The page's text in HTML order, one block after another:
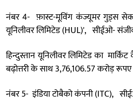
नंबर 4- फ़ास्ट-मूविंग कंज्यूमर गुड्स
यूनिलीवर लिमिटेड (HUL)', सीईओ-
हिन्दुस्तान यूनिलीवर लिमिटेड का
बढ़ोत्तरी के साथ 3,76,106.57 करोड़
नंबर 5- इंडिया टोबैको कंपनी (ITC),